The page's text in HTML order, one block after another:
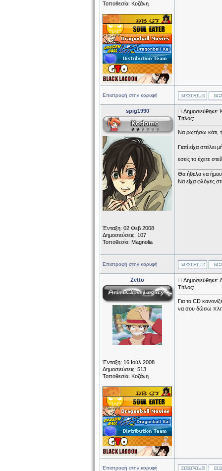
Τοποθεσία: Κοζάνη
Επιστροφή στην κορυφή
spig1990
Ένταξη: 02 Φεβ 2008
Δημοσιεύσεις: 107
Τοποθεσία: Magnolia
Δημοσιεύθηκε:
Τίτλος:
Να ρωτήσω κάτι,
Γιατί είχα
εσείς το έχετε
Θα ήθελα να
Να είχα φλόγες
Επιστροφή στην κορυφή
Zetto
Ένταξη: 16 Ιούλ 2008
Δημοσιεύσεις: 513
Τοποθεσία: Κοζάνη
Δημοσιεύθηκε:
Τίτλος:
Για τα CD
να σου δώσω
Επιστροφή στην κορυφή